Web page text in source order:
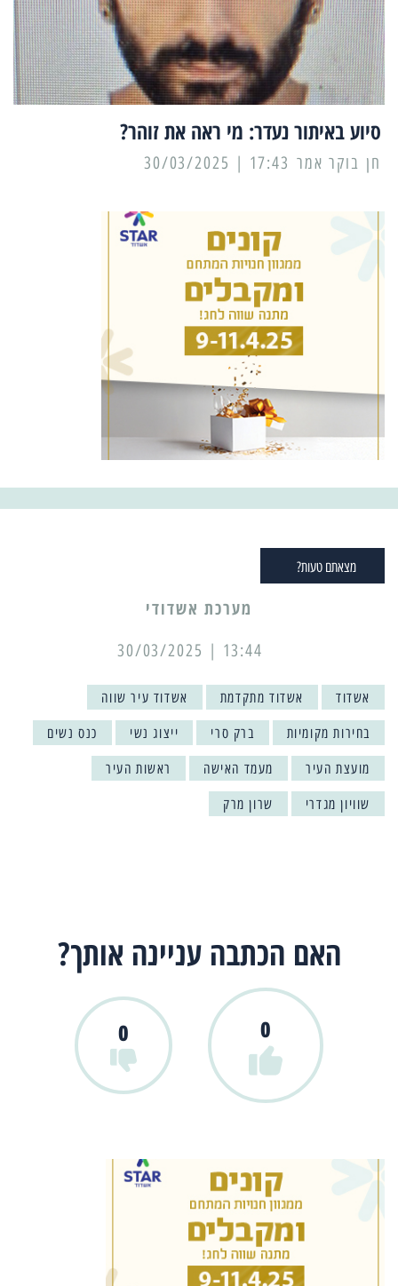
סיוע באיתור נעדר: מי ראה את זוהר?
17:43 | 30/03/2025
מצאתם טעות?
מערכת אשדודי
13:44 | 30/03/2025
אשדוד אשדוד מתקדמת אשדוד עיר שווה
בחירות מקומיות ברק סרי ייצוג נשי כנס נשים
מועצת העיר מעמד האישה ראשות העיר
שוויון מגדרי שרון מרק
האם הכתבה עניינה אותך?
0
0